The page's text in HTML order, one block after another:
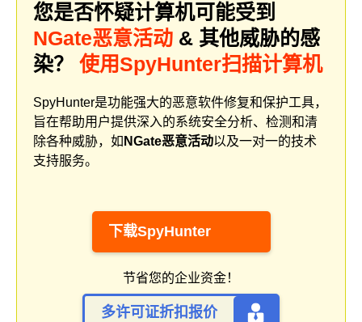
您是否怀疑计算机可能受到
NGate恶意活动 & 其他威胁的感
染？ 使用SpyHunter扫描计算机
SpyHunter是功能强大的恶意软件修复和保护工具，
旨在帮助用户提供深入的系统安全分析、检测和清
除各种威胁，如 NGate恶意活动以及一对一的技术
支持服务。
下载SpyHunter
节省您的企业资金！
多许可证折扣报价